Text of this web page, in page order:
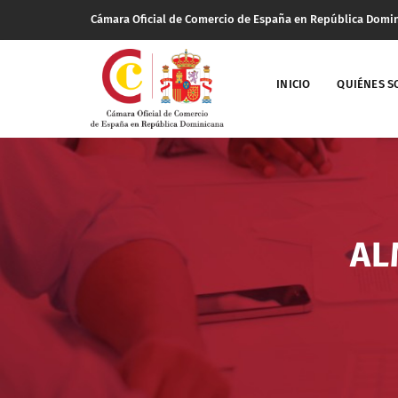
Cámara Oficial de Comercio de España en República
INICIO QUIÉNES